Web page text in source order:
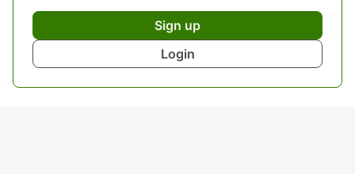
Sign up
Login